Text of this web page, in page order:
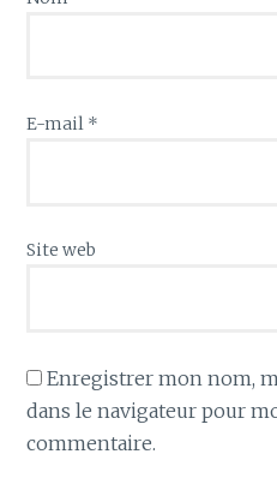
E-mail *
Site web
Enregistrer mon nom,
dans le navigateur pour
commentaire.